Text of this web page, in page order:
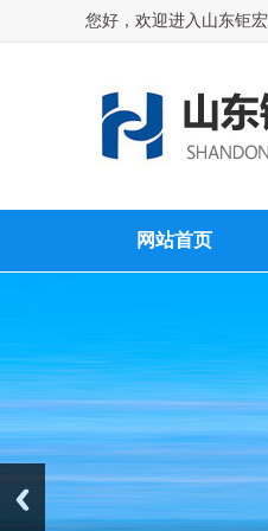
您好，欢迎进入山东钜
网站首页